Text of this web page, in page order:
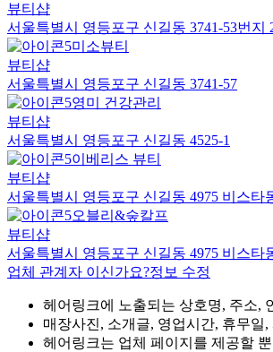
뷰티샵
서울특별시 영등포구 신길동 3741-53번지
미소뷰티
뷰티샵
서울특별시 영등포구 신길동 3741-57
영미 건강관리
뷰티샵
서울특별시 영등포구 신길동 4525-1
이베리스 뷰티
뷰티샵
서울특별시 영등포구 신길동 4975 비스타
오블리&숲칼프
뷰티샵
서울특별시 영등포구 신길동 4975 비스타
업체 관계자 이신가요?정보 수정
헤어링크에 노출되는 상호명, 주소,
매장사진, 소개글, 영업시간, 휴무일
헤어링크는 업체 페이지를 제공할